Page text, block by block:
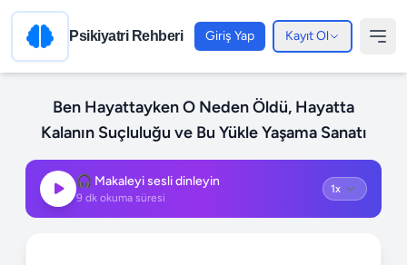
Psikiyatri Rehberi Giriş Yap Kayıt Ol
Ben Hayattayken O Neden Öldü, Hayatta
Kalanın Suçluluğu ve Bu Yükle Yaşama Sanatı
🎧 Makaleyi sesli dinleyin
9 dk okuma süresi